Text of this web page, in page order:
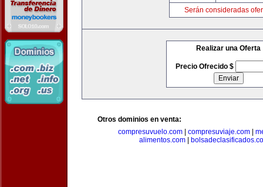
Serán consideradas
Realizar una Oferta
Precio Ofrecido $
Otros dominios en venta:
compresuvuelo.com
compresuviaje.com
alimentos.com